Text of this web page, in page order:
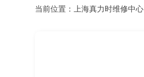
当前位置： 上海真力时维修中心